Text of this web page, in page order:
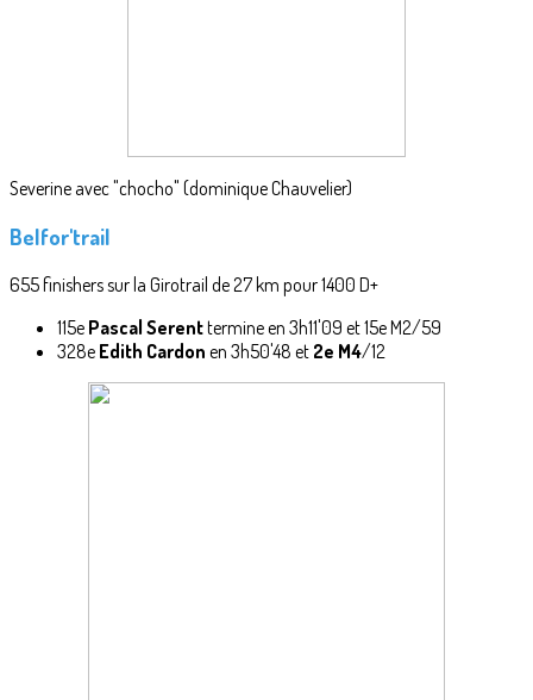
Severine avec "chocho" (dominique Chauvelier)
Belfor'trail
655 finishers sur la Girotrail de 27 km pour 1400 D+
115e Pascal Serenttermine en 3h11'09 et 15e M2/59
328e Edith Cardon en 3h50'48 et 2e M4/12